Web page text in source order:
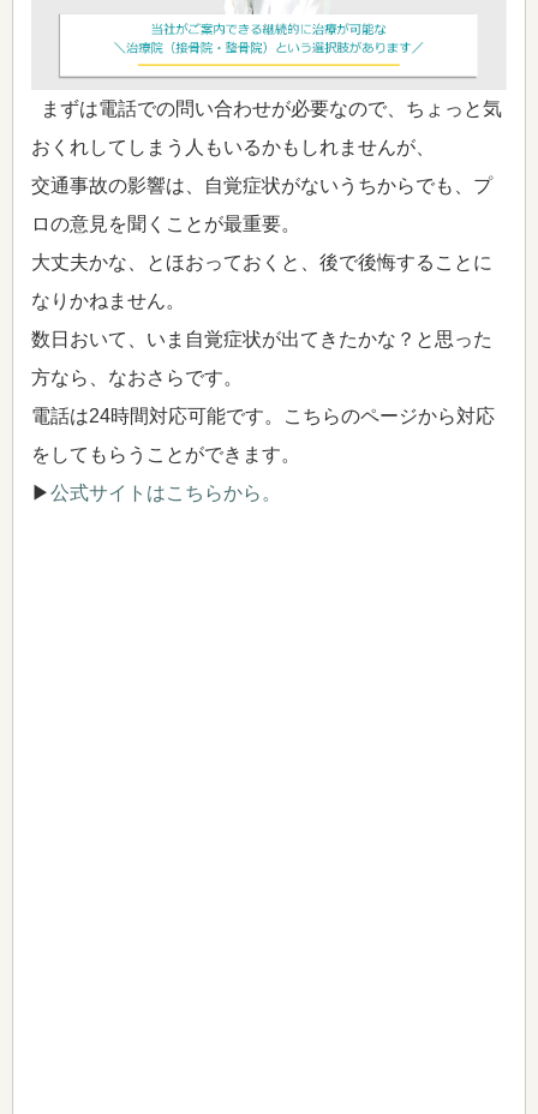
まずは電話での問い合わせが必要なので、ちょっと気
おくれしてしまう人もいるかもしれませんが、
交通事故の影響は、自覚症状がないうちからでも、プ
ロの意見を聞くことが最重要。
大丈夫かな、とほおっておくと、後で後悔することに
なりかねません。
数日おいて、いま自覚症状が出てきたかな？と思った
方なら、なおさらです。
電話は24時間対応可能です。こちらのページから対応
をしてもらうことができます。
▶公式サイトはこちらから。